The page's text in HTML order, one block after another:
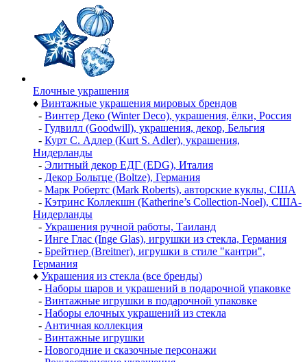
Елочные украшения
♦ Винтажные украшения мировых брендов
- Винтер Деко (Winter Deco), украшения, ёлки, Россия
- Гудвилл (Goodwill), украшения, декор, Бельгия
- Курт С. Адлер (Kurt S. Adler), украшения,
Нидерланды
- Элитный декор ЕДГ (EDG), Италия
- Декор Больтце (Boltze), Германия
- Марк Робертс (Mark Roberts), авторские куклы, США
- Кэтринс Коллекшн (Katherine’s Collection-Noel), США-
Нидерланды
- Украшения ручной работы, Таиланд
- Инге Глас (Inge Glas), игрушки из стекла, Германия
- Брейтнер (Breitner), игрушки в стиле "кантри",
Германия
♦ Украшения из стекла (все бренды)
- Наборы шаров и украшений в подарочной упаковке
- Винтажные игрушки в подарочной упаковке
- Наборы елочных украшений из стекла
- Античная коллекция
- Винтажные игрушки
- Новогодние и сказочные персонажи